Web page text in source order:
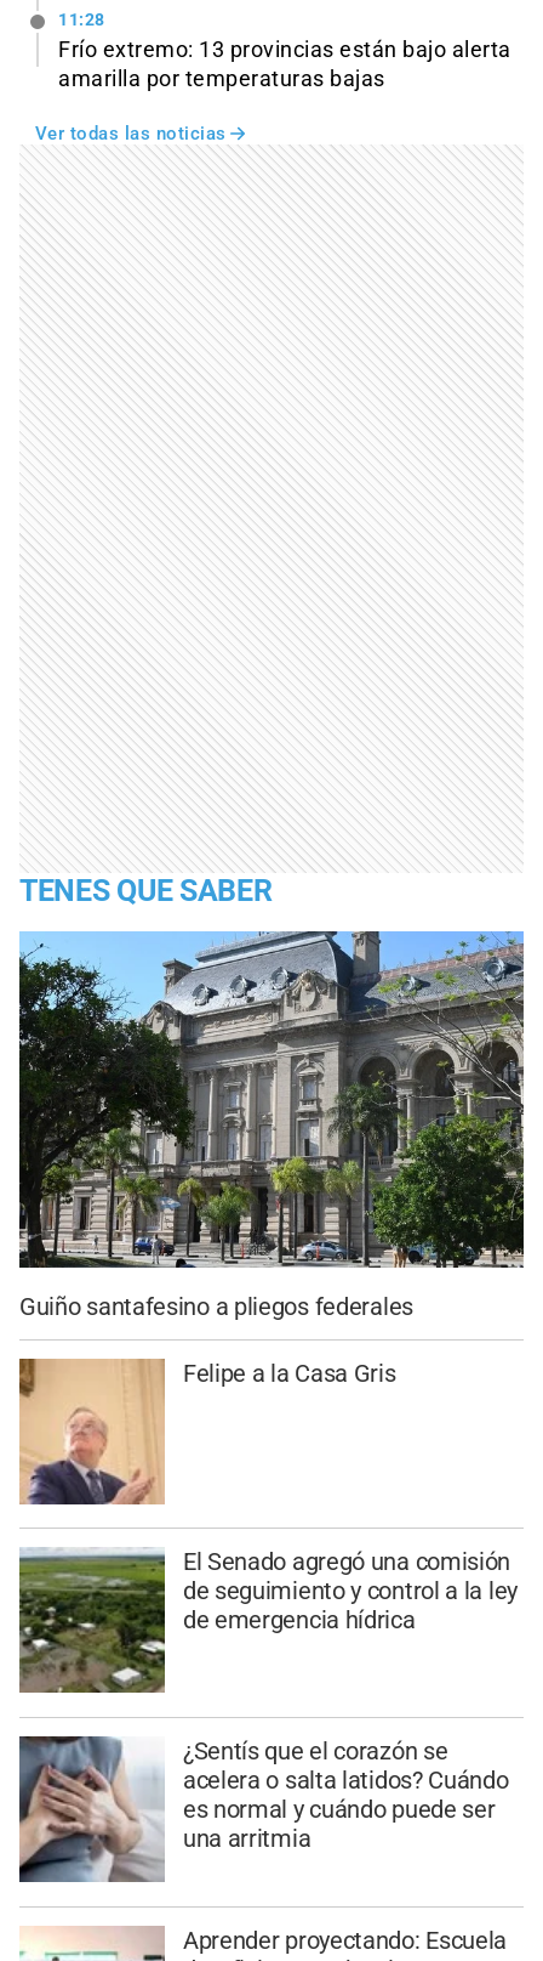
11:28
Frío extremo: 13 provincias están bajo alerta
amarilla por temperaturas bajas
Ver todas las noticias
TENES QUE SABER
Guiño santafesino a pliegos federales
Felipe a la Casa Gris
El Senado agregó una comisión
de seguimiento y control a la ley
de emergencia hídrica
¿Sentís que el corazón se
acelera o salta latidos? Cuándo
es normal y cuándo puede ser
una arritmia
Aprender proyectando: Escuela